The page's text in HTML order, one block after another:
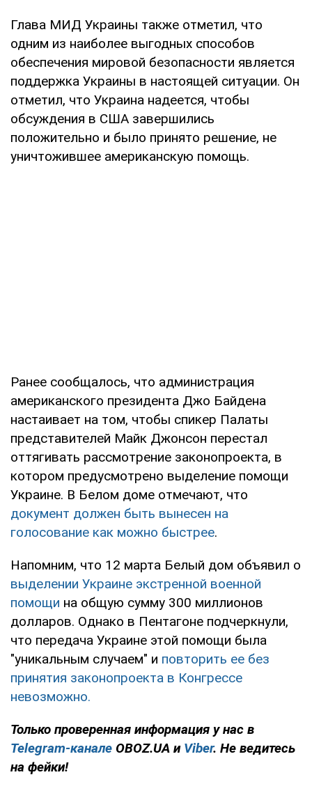
Глава МИД Украины также отметил, что
одним из наиболее выгодных способов
обеспечения мировой безопасности является
поддержка Украины в настоящей ситуации. Он
отметил, что Украина надеется, чтобы
обсуждения в США завершились
положительно и было принято решение, не
уничтожившее американскую помощь.
Ранее сообщалось, что администрация
американского президента Джо Байдена
настаивает на том, чтобы спикер Палаты
представителей Майк Джонсон перестал
оттягивать рассмотрение законопроекта, в
котором предусмотрено выделение помощи
Украине. В Белом доме отмечают, что
документ должен быть вынесен на
голосование как можно быстрее.
Напомним, что 12 марта Белый дом объявил о
выделении Украине экстренной военной
помощи на общую сумму 300 миллионов
долларов. Однако в Пентагоне подчеркнули,
что передача Украине этой помощи была
"уникальным случаем" и повторить ее без
принятия законопроекта в Конгрессе
невозможно.
Только проверенная информация у нас в
Telegram-канале OBOZ.UA и Viber. Не ведитесь
на фейки!